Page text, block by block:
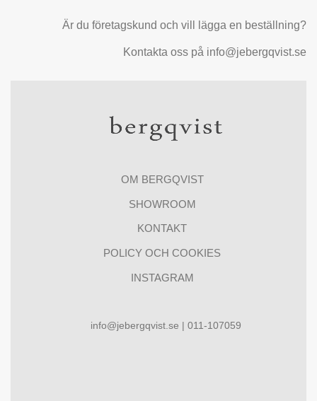
Är du företagskund och vill lägga en beställning?
Kontakta oss på info@jebergqvist.se
OM BERGQVIST
SHOWROOM
KONTAKT
POLICY OCH COOKIES
INSTAGRAM
info@jebergqvist.se | 011-107059